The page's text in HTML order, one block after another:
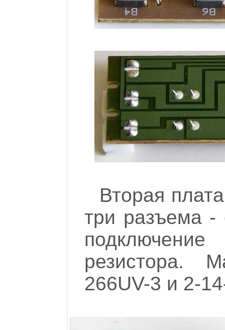
Вторая
три разъема -
резистора.
266UV-3 и 2-